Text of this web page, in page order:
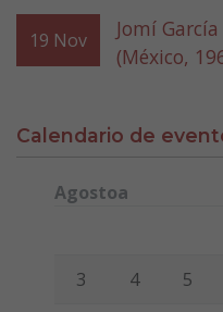
19 Nov
Jomí
(México,
Calendario de
Agostoa
3 4 5